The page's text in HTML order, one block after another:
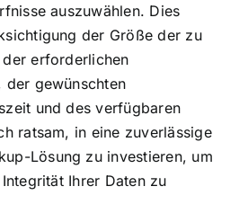
auszuwählen. Dies
der Größe der zu
erforderlichen
der gewünschten
und des verfügbaren
ratsam, in eine zuverlässige
Lösung zu investieren, um
Ihrer Daten zu